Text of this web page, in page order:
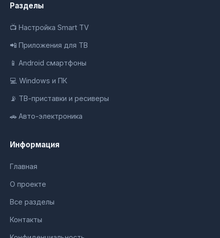
Разделы
📺 Настройка Smart TV
📲 Приложения для ТВ
📱 Android смартфоны
💻 Windows и ПК
📡 ТВ-приставки и ресиверы
🚗 Авто-электроника
Информация
Главная
О проекте
Все разделы
Контакты